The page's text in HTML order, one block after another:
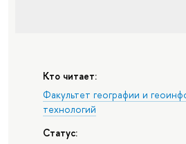
Кто читает:
Факультет географии и
технологий
Статус: